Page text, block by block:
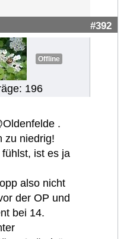
#392
Offline
196
.
zu niedrig!
ist es ja
also nicht
der OP und
bei 14.